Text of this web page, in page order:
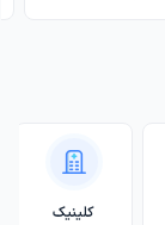
کلینیک